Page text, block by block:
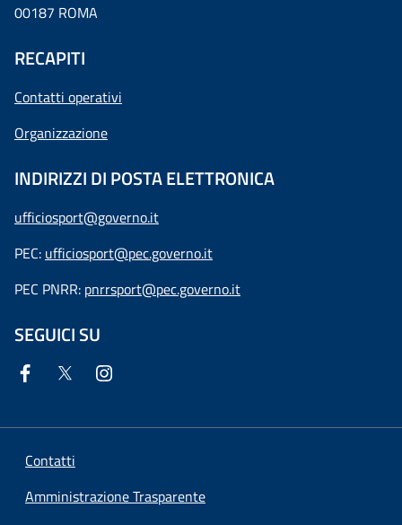
00187 ROMA
RECAPITI
Contatti operativi
Organizzazione
INDIRIZZI DI POSTA ELETTRONICA
ufficiosport@governo.it
PEC: ufficiosport@pec.governo.it
PEC PNRR: pnrrsport@pec.governo.it
SEGUICI SU
Contatti
Amministrazione Trasparente